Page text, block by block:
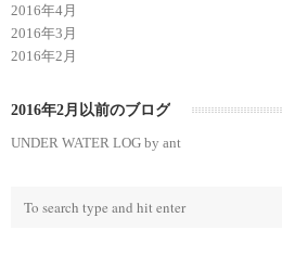
2016年4月
2016年3月
2016年2月
2016年2月以前のブログ
UNDER WATER LOG by ant